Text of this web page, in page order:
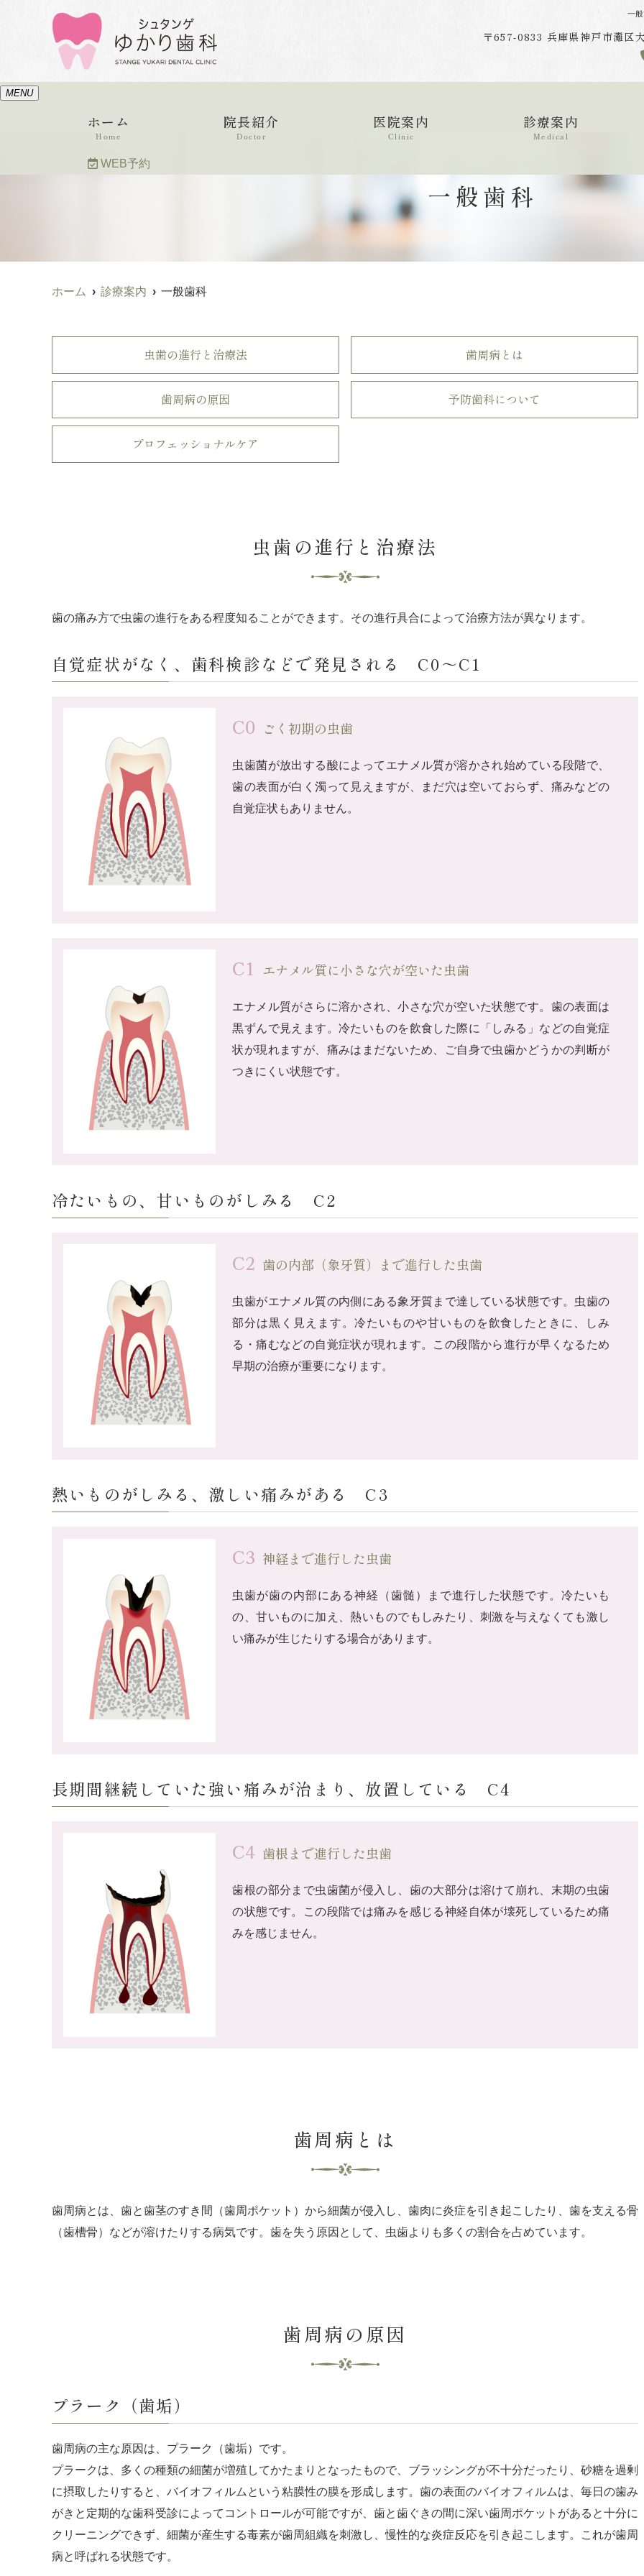
一
〒657-0833 兵庫県神戸市灘区
MENU
ホーム
Home
院長紹介
Doctor
医院案内
Clinic
診療案内
Medical
WEB予約
一般歯科
ホーム 診療案内 一般歯科
虫歯の進行と治療法 歯周病とは
歯周病の原因 予防歯科について
プロフェッショナルケア
虫歯の進行と治療法
歯の痛み方で虫歯の進行をある程度知ることができます。その進行具合によって治療方法が異なります。
自覚症状がなく、歯科検診などで発見される C0～C1
C0 ごく初期の虫歯
虫歯菌が放出する酸によってエナメル質が溶かされ始めている段階で、
歯の表面が白く濁って見えますが、まだ穴は空いておらず、痛みなどの
自覚症状もありません。
C1 エナメル質に小さな穴が空いた虫歯
エナメル質がさらに溶かされ、小さな穴が空いた状態です。歯の表面は
黒ずんで見えます。冷たいものを飲食した際に「しみる」などの自覚症
状が現れますが、痛みはまだないため、ご自身で虫歯かどうかの判断が
つきにくい状態です。
冷たいもの、甘いものがしみる C2
C2 歯の内部（象牙質）まで進行した虫歯
虫歯がエナメル質の内側にある象牙質まで達している状態です。虫歯の
部分は黒く見えます。冷たいものや甘いものを飲食したときに、しみ
る・痛むなどの自覚症状が現れます。この段階から進行が早くなるため
早期の治療が重要になります。
熱いものがしみる、激しい痛みがある C3
C3 神経まで進行した虫歯
虫歯が歯の内部にある神経（歯髄）まで進行した状態です。冷たいも
の、甘いものに加え、熱いものでもしみたり、刺激を与えなくても激し
い痛みが生じたりする場合があります。
長期間継続していた強い痛みが治まり、放置している C4
C4 歯根まで進行した虫歯
歯根の部分まで虫歯菌が侵入し、歯の大部分は溶けて崩れ、末期の虫歯
の状態です。この段階では痛みを感じる神経自体が壊死しているため痛
みを感じません。
歯周病とは
歯周病とは、歯と歯茎のすき間（歯周ポケット）から細菌が侵入し、歯肉に炎症を引き起こしたり、歯を支える骨
（歯槽骨）などが溶けたりする病気です。歯を失う原因として、虫歯よりも多くの割合を占めています。
歯周病の原因
プラーク（歯垢）
歯周病の主な原因は、プラーク（歯垢）です。
プラークは、多くの種類の細菌が増殖してかたまりとなったもので、ブラッシングが不十分だったり、砂糖を過剰
に摂取したりすると、バイオフィルムという粘膜性の膜を形成します。歯の表面のバイオフィルムは、毎日の歯み
がきと定期的な歯科受診によってコントロールが可能ですが、歯と歯ぐきの間に深い歯周ポケットがあると十分に
クリーニングできず、細菌が産生する毒素が歯周組織を刺激し、慢性的な炎症反応を引き起こします。これが歯周
病と呼ばれる状態です。